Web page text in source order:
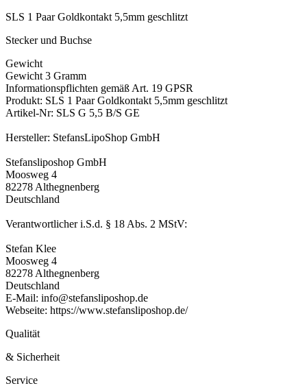
SLS 1 Paar Goldkontakt 5,5mm geschlitzt
Stecker und Buchse
Gewicht
Gewicht 3 Gramm
Informationspflichten gemäß Art. 19 GPSR
Produkt: SLS 1 Paar Goldkontakt 5,5mm geschlitzt
Artikel-Nr: SLS G 5,5 B/S GE
Hersteller: StefansLipoShop GmbH
Stefansliposhop GmbH
Moosweg 4
82278 Althegnenberg
Deutschland
Verantwortlicher i.S.d. § 18 Abs. 2 MStV:
Stefan Klee
Moosweg 4
82278 Althegnenberg
Deutschland
E-Mail: info@stefansliposhop.de
Webseite: https://www.stefansliposhop.de/
Qualität
& Sicherheit
Service